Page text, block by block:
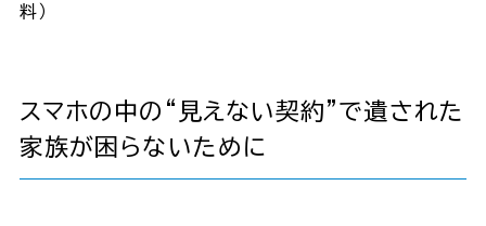
料）
スマホの中の“見えない契約”で遺された
家族が困らないために